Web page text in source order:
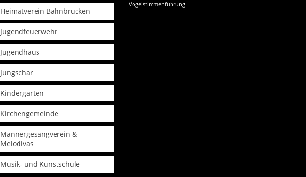
Heimatverein Bahnbrücken
Jugendfeuerwehr
Jugendhaus
Jungschar
Kindergarten
Kirchengemeinde
Männergesangverein &
Melodivas
Musik- und Kunstschule
Vogelstimmenführung